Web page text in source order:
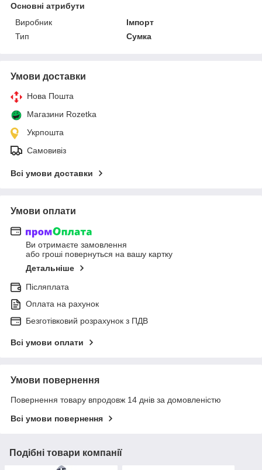
Основні атрибути
Виробник
Імпорт
Тип
Сумка
Умови доставки
Нова Пошта
Магазини Rozetka
Укрпошта
Самовивіз
Всі умови доставки
Умови оплати
Ви отримаєте замовлення
або гроші повернуться на вашу картку
Детальніше
Післяплата
Оплата на рахунок
Безготівковий розрахунок з ПДВ
Всі умови оплати
Умови повернення
Повернення товару впродовж 14 днів за домовленістю
Всі умови повернення
Подібні товари компанії